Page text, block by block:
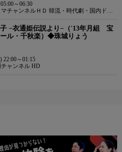
～06:30
チャンネルＨＤ 韓流・時代劇・国内ドラ
子 −衣通姫伝説より−（'13年月組 宝
ル・千秋楽）◆珠城りょう
22:00～01:15
ャンネル HD